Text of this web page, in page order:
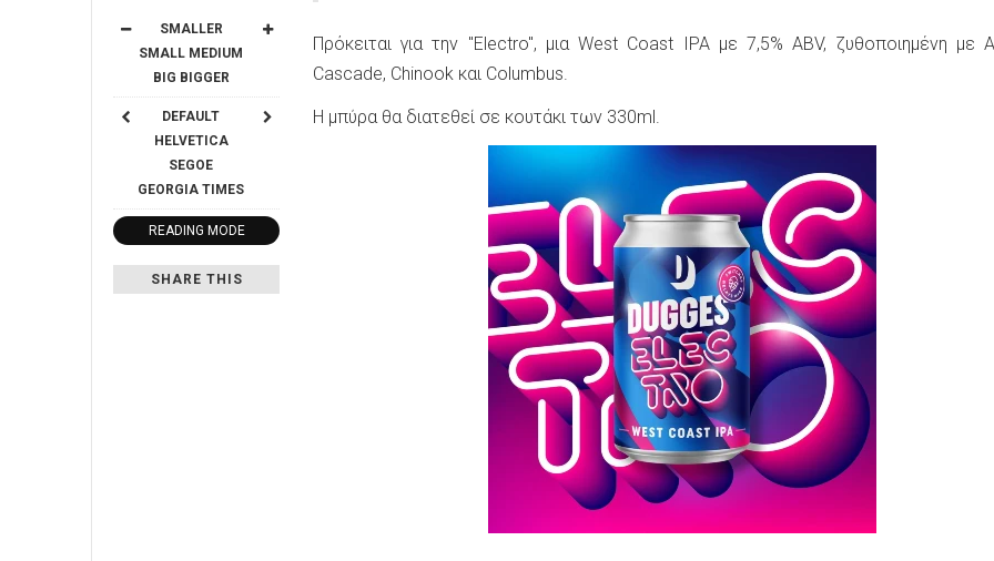
SMALLER
SMALL MEDIUM
BIG BIGGER
DEFAULT
HELVETICA
SEGOE
GEORGIA TIMES
READING MODE
SHARE THIS
Πρόκειται για την "Electro", μια West Coast IPA με 7,5% ABV, ζυθοποιημένη με
Cascade, Chinook και Columbus.
Η μπύρα θα διατεθεί σε κουτάκι των 330ml.